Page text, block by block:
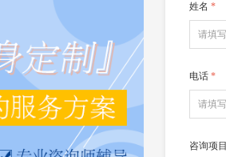
姓名 *
电话 *
咨询项目